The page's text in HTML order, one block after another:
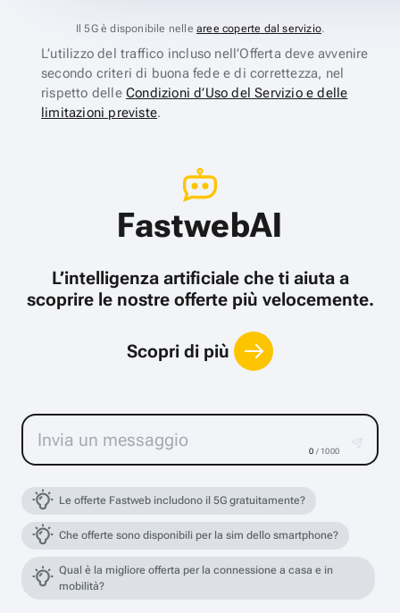
Il 5G è disponibile nelle aree coperte dal servizio.
L’utilizzo del traffico incluso nell’Offerta deve avvenire
secondo criteri di buona fede e di correttezza, nel
rispetto delle Condizioni d’Uso del Servizio e delle
limitazioni previste.
FastwebAI
L’intelligenza artificiale che ti aiuta a
scoprire le nostre offerte più velocemente.
Scopri di più
0 / 1000
Le offerte Fastweb includono il 5G gratuitamente?
Che offerte sono disponibili per la sim dello smartphone?
Qual è la migliore offerta per la connessione a casa e in
mobilità?